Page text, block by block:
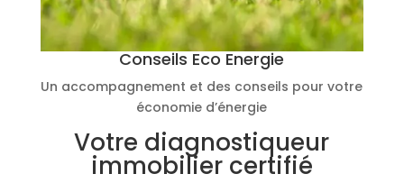
Conseils Eco Energie
Un accompagnement et des conseils pour votre
économie d’énergie
Votre diagnostiqueur
immobilier certifié